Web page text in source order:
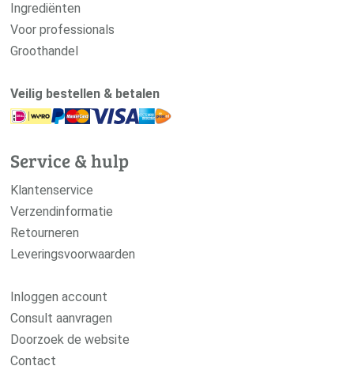
Ingrediënten
Voor professionals
Groothandel
Veilig bestellen & betalen
Service & hulp
Klantenservice
Verzendinformatie
Retourneren
Leveringsvoorwaarden
Inloggen account
Consult aanvragen
Doorzoek de website
Contact